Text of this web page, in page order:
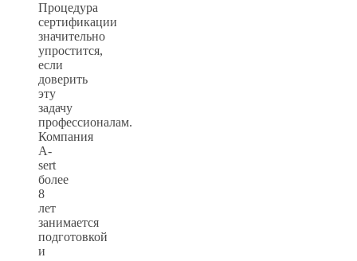
Процедура
сертификации
значительно
упростится,
если
доверить
эту
задачу
профессионалам.
Компания
A-
sert
более
8
лет
занимается
подготовкой
и